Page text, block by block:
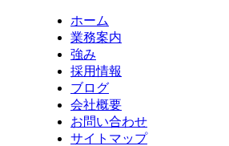
ホーム
業務案内
強み
採用情報
ブログ
会社概要
お問い合わせ
サイトマップ